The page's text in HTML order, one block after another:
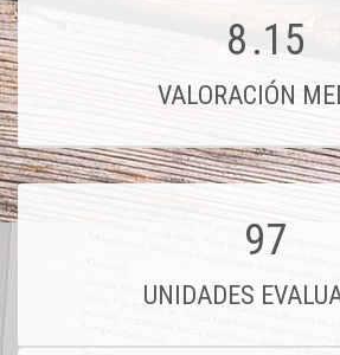
8.15
VALORACIÓN
97
UNIDADES